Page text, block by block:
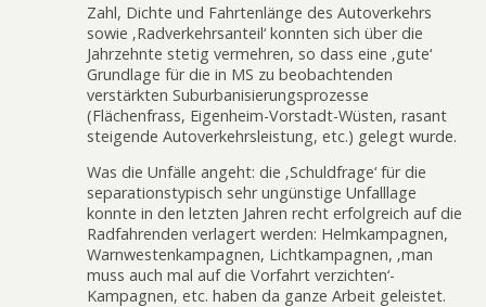
Zahl, Dichte und Fahrtenlänge des Autoverkehrs
sowie ‚Radverkehrsanteil‘ konnten sich über die
Jahrzehnte stetig vermehren, so dass eine ‚gute‘
Grundlage für die in MS zu beobachtenden
verstärkten Suburbanisierungsprozesse
(Flächenfrass, Eigenheim-Vorstadt-Wüsten, rasant
steigende Autoverkehrsleistung, etc.) gelegt wurde.
Was die Unfälle angeht: die ‚Schuldfrage‘ für die
separationstypisch sehr ungünstige Unfalllage
konnte in den letzten Jahren recht erfolgreich auf die
Radfahrenden verlagert werden: Helmkampagnen,
Warnwestenkampagnen, Lichtkampagnen, ‚man
muss auch mal auf die Vorfahrt verzichten‘-
Kampagnen, etc. haben da ganze Arbeit geleistet.